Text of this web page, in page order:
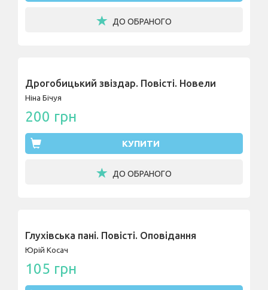
ДО ОБРАНОГО
Дрогобицький звіздар. Повісті. Новели
Ніна Бічуя
200 грн
КУПИТИ
ДО ОБРАНОГО
Глухівська пані. Повісті. Оповідання
Юрій Косач
105 грн